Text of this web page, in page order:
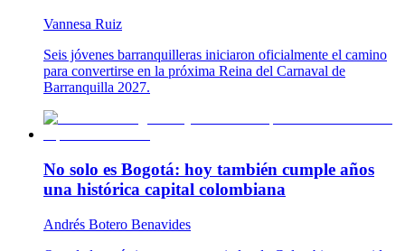
Vannesa Ruiz
Seis jóvenes barranquilleras iniciaron oficialmente el camino
para convertirse en la próxima Reina del Carnaval de
Barranquilla 2027.
No solo es Bogotá: hoy también cumple años
una histórica capital colombiana
Andrés Botero Benavides